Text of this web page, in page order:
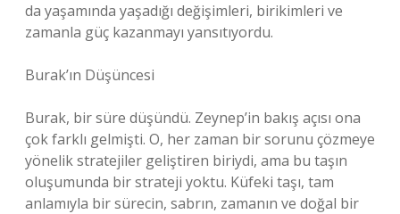
da yaşamında yaşadığı değişimleri, birikimleri ve
zamanla güç kazanmayı yansıtıyordu.
Burak’ın Düşüncesi
Burak, bir süre düşündü. Zeynep’in bakış açısı ona
çok farklı gelmişti. O, her zaman bir sorunu çözmeye
yönelik stratejiler geliştiren biriydi, ama bu taşın
oluşumunda bir strateji yoktu. Küfeki taşı, tam
anlamıyla bir sürecin, sabrın, zamanın ve doğal bir